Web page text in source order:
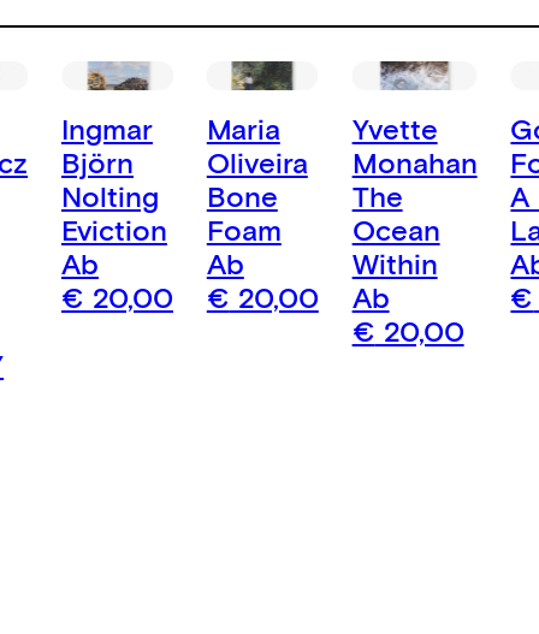
Ingmar
Björn
Nolting
Eviction
Ab
€ 20,00
Maria
Oliveira
Bone
Foam
Ab
€ 20,00
Yvette
Monahan
The
Ocean
Within
Ab
€ 20,00
A
€